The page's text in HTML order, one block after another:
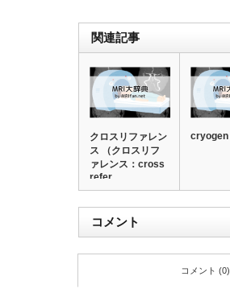
関連記事
クロスリファレン
ス （クロスリフ
ァレンス：cross
refer…
cryogen
コメント
コメント (0)